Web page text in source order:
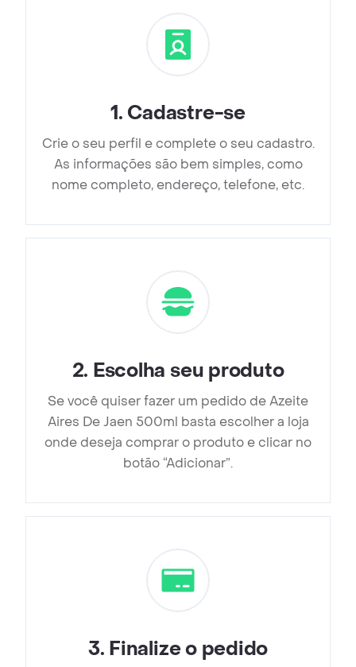
1. Cadastre-se
Crie o seu perfil e complete o seu cadastro.
As informações são bem simples, como
nome completo, endereço, telefone, etc.
2. Escolha seu produto
Se você quiser fazer um pedido de Azeite
Aires De Jaen 500ml basta escolher a loja
onde deseja comprar o produto e clicar no
botão “Adicionar”.
3. Finalize o pedido